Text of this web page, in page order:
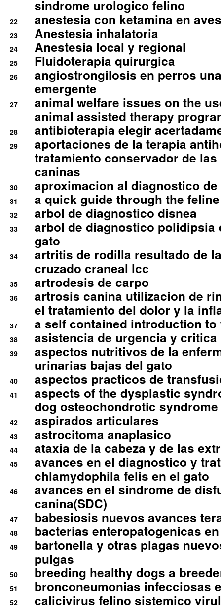
sindrome urologico felino
22 anestesia con ketamina en
23 Anestesia inhalatoria
24 Anestesia local y regional
25 Fluidoterapia quirurgica
26
angiostrongilosis en perros
emergente
27
animal welfare issues on the
animal assisted therapy
28 antibioterapia elegir
29
aportaciones de la terapia
tratamiento conservador de
caninas
30 aproximacion al diagnostico
31 a quick guide through the
32 arbol de diagnostico disnea
33
arbol de diagnostico polidipsia
gato
34
artritis de rodilla resultado de
cruzado craneal lcc
35 artrodesis de carpo
36
artrosis canina utilizacion de
el tratamiento del dolor y la
37 a self contained introduction
38 asistencia de urgencia y
39
aspectos nutritivos de la
urinarias bajas del gato
40 aspectos practicos de
41
aspects of the dysplastic
dog osteochondrotic syndrome
42 aspirados articulares
43 astrocitoma anaplasico
44 ataxia de la cabeza y de las
45
avances en el diagnostico y
chlamydophila felis en el gato
46
avances en el sindrome de
canina(SDC)
47 babesiosis nuevos avances
48 bacterias enteropatogenicas
49
bartonella y otras plagas
pulgas
50 breeding healthy dogs a
51 bronconeumonias infecciosas
52 calicivirus felino sistemico